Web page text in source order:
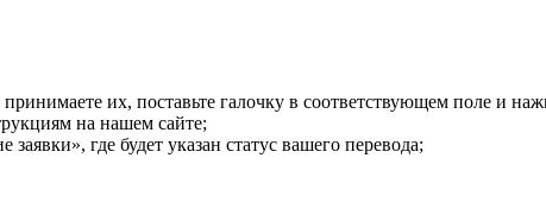
их, поставьте галочку в соответствующем поле и
на нашем сайте;
где будет указан статус вашего перевода;